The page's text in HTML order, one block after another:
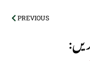
PREVIOUS